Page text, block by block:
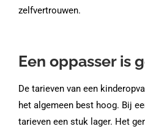
zelfvertrouwen.
Een oppasser is
De tarieven van een
het algemeen best hoog. Bij
tarieven een stuk lager. Het